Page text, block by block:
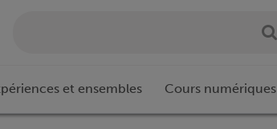
et ensembles Cours numériques